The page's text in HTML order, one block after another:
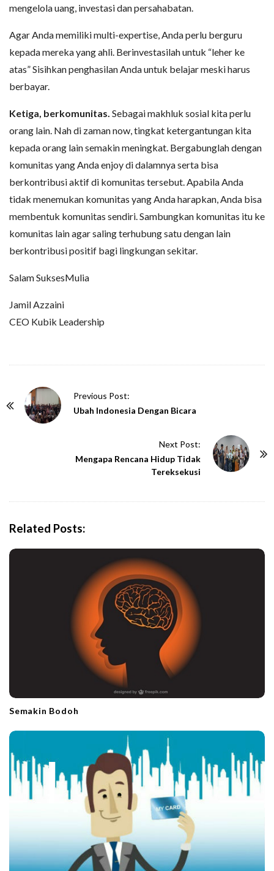
mengelola uang, investasi dan persahabatan.
Agar Anda memiliki multi-expertise, Anda perlu berguru
kepada mereka yang ahli. Berinvestasilah untuk “leher ke
atas” Sisihkan penghasilan Anda untuk belajar meski harus
berbayar.
Ketiga, berkomunitas. Sebagai makhluk sosial kita perlu
orang lain. Nah di zaman now, tingkat ketergantungan kita
kepada orang lain semakin meningkat. Bergabunglah dengan
komunitas yang Anda enjoy di dalamnya serta bisa
berkontribusi aktif di komunitas tersebut. Apabila Anda
tidak menemukan komunitas yang Anda harapkan, Anda bisa
membentuk komunitas sendiri. Sambungkan komunitas itu ke
komunitas lain agar saling terhubung satu dengan lain
berkontribusi positif bagi lingkungan sekitar.
Salam SuksesMulia
Jamil Azzaini
CEO Kubik Leadership
Previous Post:
Ubah Indonesia Dengan Bicara
Next Post:
Mengapa Rencana Hidup Tidak
Tereksekusi
Related Posts:
Semakin Bodoh